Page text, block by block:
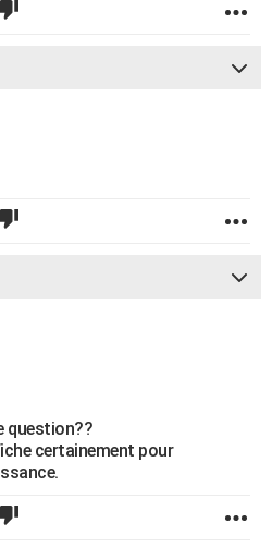
question??
certainement pour